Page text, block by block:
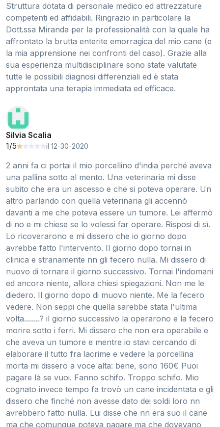
Struttura dotata di personale medico ed attrezzature
competenti ed affidabili. Ringrazio in particolare la
Dott.ssa Miranda per la professionalità con la quale ha
affrontato la brutta enterite emorragica del mio cane (e
la mia apprensione nei confronti del caso). Grazie alla
sua esperienza multidisciplinare sono state valutate
tutte le possibili diagnosi differenziali ed è stata
approntata una terapia immediata ed efficace.
Silvia Scalia
1/5
il 12-30-2020
2 anni fa ci portai il mio porcellino d'india perché aveva
una pallina sotto al mento. Una veterinaria mi disse
subito che era un ascesso e che si poteva operare. Un
altro parlando con quella veterinaria gli accennò
davanti a me che poteva essere un tumore. Lei affermò
di no e mi chiese se lo volessi far operare. Risposi di sì.
Lo ricoverarono e mi dissero che io giorno dopo
avrebbe fatto l'intervento. Il giorno dopo tornai in
clinica e stranamente nn gli fecero nulla. Mi dissero di
nuovo di tornare il giorno successivo. Tornai l'indomani
ed ancora niente, allora chiesi spiegazioni. Non me le
diedero. Il giorno dopo di muovo niente. Me la fecero
vedere. Non seppi che quella sarebbe stata l'ultima
volta........? il giorno successivo la operarono e la fecero
morire sotto i ferri. Mi dissero che non era operabile e
che aveva un tumore e mentre io stavi cercando di
elaborare il tutto fra lacrime e vedere la porcellina
morta mi dissero a voce alta: bene, sono 160€ Puoi
pagare là se vuoi. Fanno schifo. Troppo schifo. Mio
cognato invece tempo fa trovò un cane incidentata e gli
dissero che finché non avesse dato dei soldi loro nn
avrebbero fatto nulla. Lui disse che nn era suo il cane
ma che comunque poteva pagare ma che dovevano